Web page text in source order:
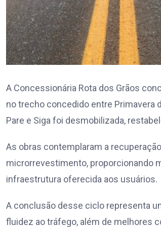
A Concessionária Rota dos Grãos
no trecho concedido entre Primavera
Pare e Siga foi desmobilizada,
As obras contemplaram a
microrrevestimento, proporcionando
infraestrutura oferecida aos usuários.
A conclusão desse ciclo representa
fluidez ao tráfego, além de melhores